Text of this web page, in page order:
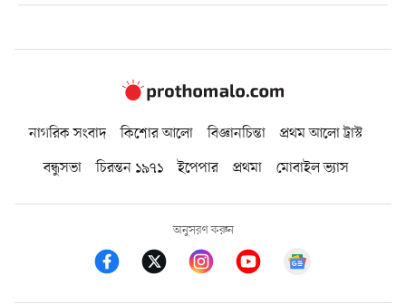
নাগরিক সংবাদ কিশোর আলো বিজ্ঞানচিন্তা
প্রথম আলো ট্রাস্ট
বন্ধুসভা
চিরন্তন ১৯৭১ ইপেপার প্রথমা মোবাইল ভ্যাস
অনুসরণ করুন